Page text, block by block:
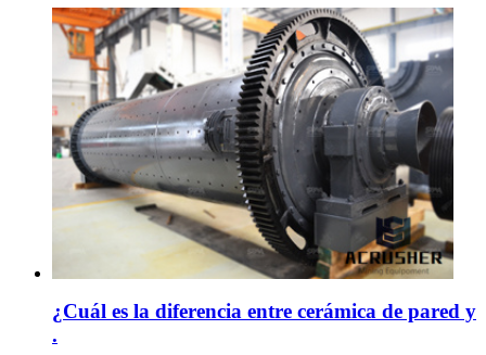
¿Cuál es la diferencia entre cerámica de pared y
.